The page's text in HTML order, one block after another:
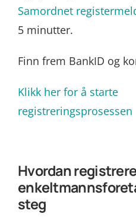
Samordnet
5 minutter.
Finn frem BankID og
Klikk her for å starte
registreringsprosessen
Hvordan registrere
steg